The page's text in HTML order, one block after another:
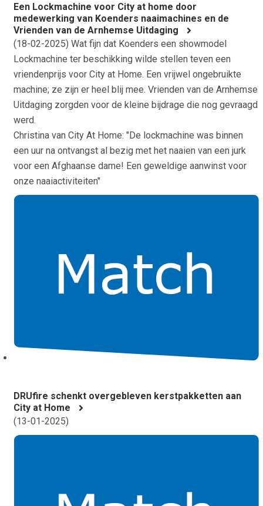
Een Lockmachine voor City at home door
medewerking van Koenders naaimachines en de
Vrienden van de Arnhemse Uitdaging
(18-02-2025) Wat fijn dat Koenders een showmodel
Lockmachine ter beschikking wilde stellen teven een
vriendenprijs voor City at Home. Een vrijwel ongebruikte
machine; ze zijn er heel blij mee. Vrienden van de Arnhemse
Uitdaging zorgden voor de kleine bijdrage die nog gevraagd
werd.
Christina van City At Home: "De lockmachine was binnen
een uur na ontvangst al bezig met het naaien van een jurk
voor een Afghaanse dame! Een geweldige aanwinst voor
onze naaiactiviteiten"
DRUfire schenkt overgebleven kerstpakketten aan
City at Home
(13-01-2025)